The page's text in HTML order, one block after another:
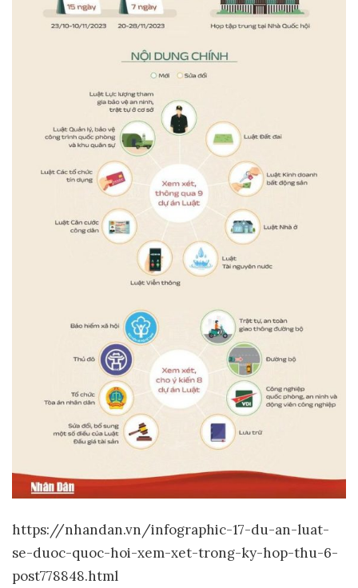
https://nhandan.vn/infographic-17-du-an-luat-
se-duoc-quoc-hoi-xem-xet-trong-ky-hop-thu-6-
post778848.html